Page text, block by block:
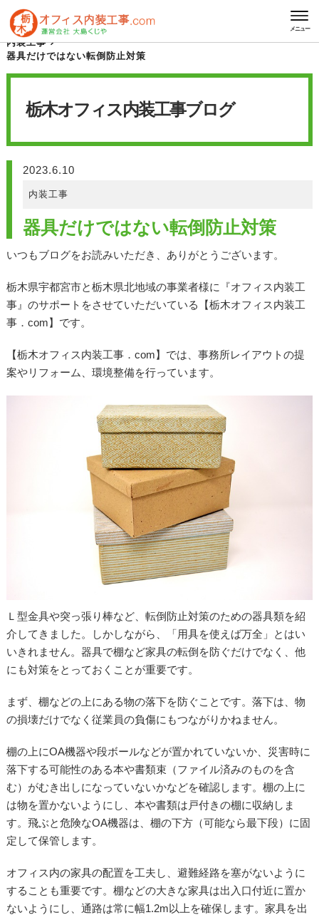
メニュー
HOME
栃木オフィス内装工事 ブログ
内装工事
器具だけではない転倒防止対策
栃木オフィス内装工事ブログ
2023.6.10
内装工事
器具だけではない転倒防止対策
いつもブログをお読みいただき、ありがとうございます。
栃木県宇都宮市と栃木県北地域の事業者様に『オフィス内装工
事』のサポートをさせていただいている【栃木オフィス内装工
事．com】です。
【栃木オフィス内装工事．com】では、事務所レイアウトの提
案やリフォーム、環境整備を行っています。
Ｌ型金具や突っ張り棒など、転倒防止対策のための器具類を紹
介してきました。しかしながら、「用具を使えば万全」とはい
いきれません。器具で棚など家具の転倒を防ぐだけでなく、他
にも対策をとっておくことが重要です。
まず、棚などの上にある物の落下を防ぐことです。落下は、物
の損壊だけでなく従業員の負傷にもつながりかねません。
棚の上にOA機器や段ボールなどが置かれていないか、災害時に
落下する可能性のある本や書類束（ファイル済みのものを含
む）がむき出しになっていないかなどを確認します。棚の上に
は物を置かないようにし、本や書類は戸付きの棚に収納しま
す。飛ぶと危険なOA機器は、棚の下方（可能なら最下段）に固
定して保管します。
オフィス内の家具の配置を工夫し、避難経路を塞がないように
することも重要です。棚などの大きな家具は出入口付近に置か
ないようにし、通路は常に幅1.2m以上を確保します。家具を出